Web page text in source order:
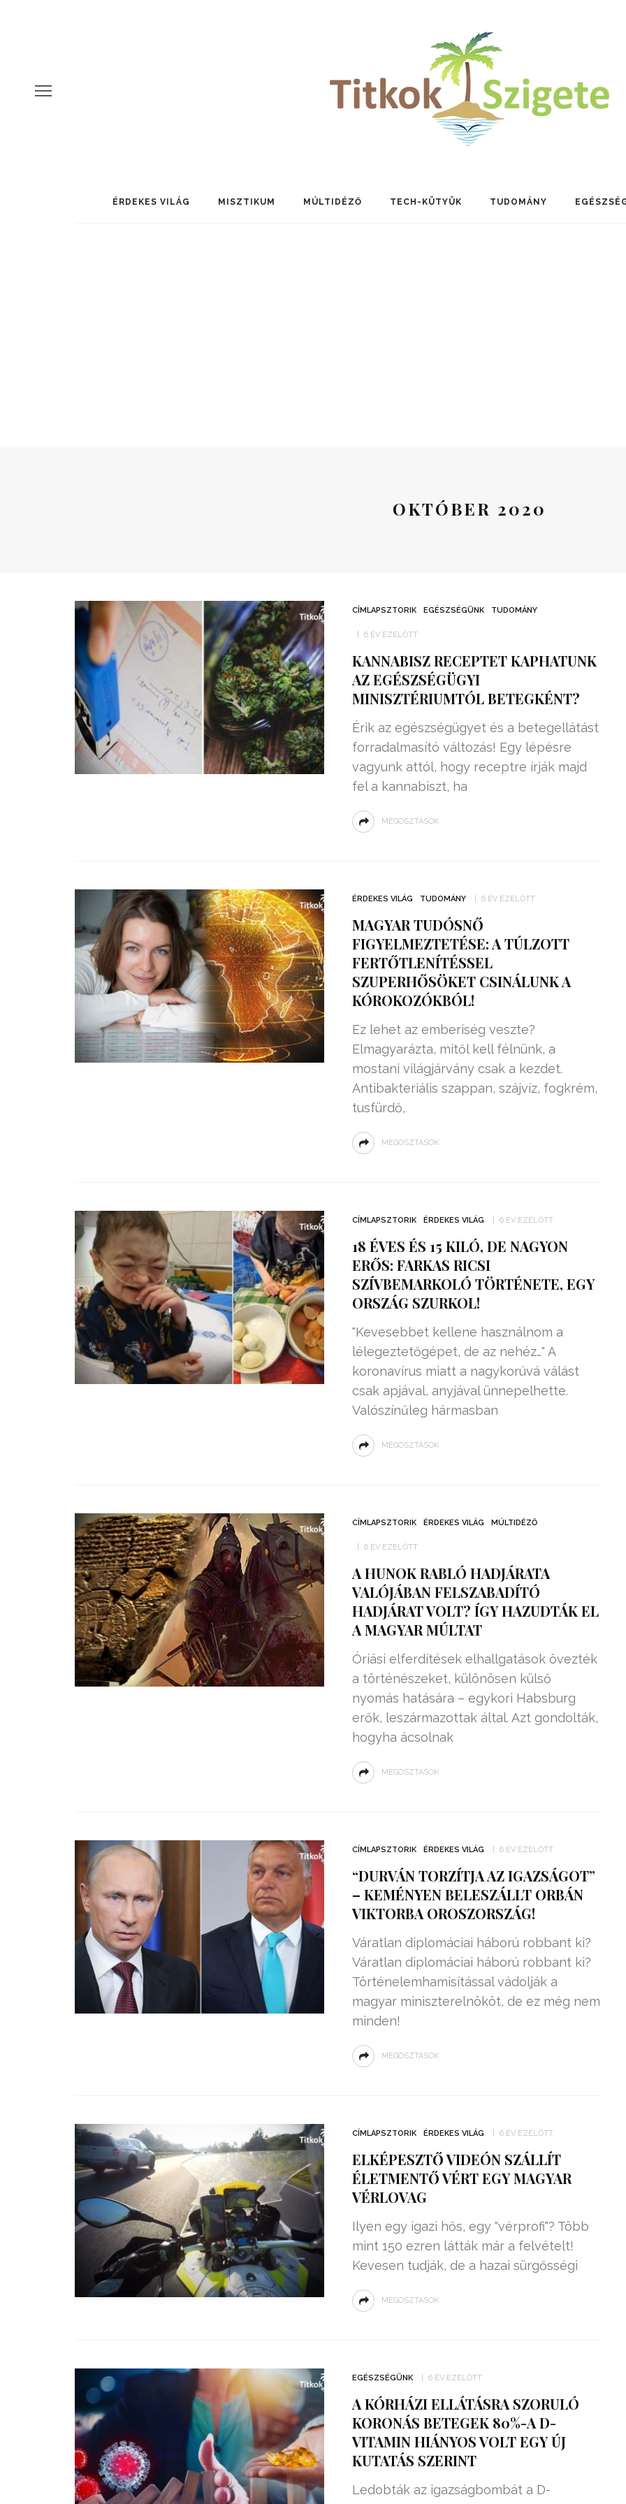
ÉRDEKES VILÁG MISZTIKUM MÚLTIDÉZŐ TECH-KÜTYÜK TUDOMÁNY
OKTÓBER 2020
CÍMLAPSZTORIK EGÉSZSÉGÜNK TUDOMÁNY
6 ÉV EZELŐTT
KANNABISZ RECEPTET KAPHATUNK
AZ EGÉSZSÉGÜGYI
MINISZTÉRIUMTÓL BETEGKÉNT?
Érik az egészségügyet és a betegellátást
forradalmasító változás! Egy lépésre
vagyunk attól, hogy receptre írják majd
fel a kannabiszt, ha
MEGOSZTÁSOK
ÉRDEKES VILÁG TUDOMÁNY 6 ÉV EZELŐTT
MAGYAR TUDÓSNŐ
FIGYELMEZTETÉSE: A TÚLZOTT
FERTŐTLENÍTÉSSEL
SZUPERHŐSÖKET CSINÁLUNK A
KÓROKOZÓKBÓL!
Ez lehet az emberiség veszte?
Elmagyarázta, mitől kell félnünk, a
mostani világjárvány csak a kezdet.
Antibakteriális szappan, szájvíz, fogkrém,
tusfürdő,
MEGOSZTÁSOK
CÍMLAPSZTORIK ÉRDEKES VILÁG 6 ÉV EZELŐTT
18 ÉVES ÉS 15 KILÓ, DE NAGYON
ERŐS: FARKAS RICSI
SZÍVBEMARKOLÓ TÖRTÉNETE, EGY
ORSZÁG SZURKOL!
"Kevesebbet kellene használnom a
lélegeztetőgépet, de az nehéz…" A
koronavírus miatt a nagykorúvá válást
csak apjával, anyjával ünnepelhette.
Valószínűleg hármasban
MEGOSZTÁSOK
CÍMLAPSZTORIK ÉRDEKES VILÁG MÚLTIDÉZŐ
6 ÉV EZELŐTT
A HUNOK RABLÓ HADJÁRATA
VALÓJÁBAN FELSZABADÍTÓ
HADJÁRAT VOLT? ÍGY HAZUDTÁK EL
A MAGYAR MÚLTAT
Óriási elferdítések elhallgatások övezték
a történészeket, különösen külső
nyomás hatására – egykori Habsburg
erők, leszármazottak által. Azt gondolták,
hogyha ácsolnak
MEGOSZTÁSOK
CÍMLAPSZTORIK ÉRDEKES VILÁG 6 ÉV EZELŐTT
“DURVÁN TORZÍTJA AZ IGAZSÁGOT”
– KEMÉNYEN BELESZÁLLT ORBÁN
VIKTORBA OROSZORSZÁG!
Váratlan diplomáciai háború robbant ki?
Váratlan diplomáciai háború robbant ki?
Történelemhamisítással vádolják a
magyar miniszterelnököt, de ez még nem
minden!
MEGOSZTÁSOK
CÍMLAPSZTORIK ÉRDEKES VILÁG 6 ÉV EZELŐTT
ELKÉPESZTŐ VIDEÓN SZÁLLÍT
ÉLETMENTŐ VÉRT EGY MAGYAR
VÉRLOVAG
Ilyen egy igazi hős, egy "vérprofi"? Több
mint 150 ezren látták már a felvételt!
Kevesen tudják, de a hazai sürgősségi
MEGOSZTÁSOK
EGÉSZSÉGÜNK 6 ÉV EZELŐTT
A KÓRHÁZI ELLÁTÁSRA SZORULÓ
KORONÁS BETEGEK 80%-A D-
VITAMIN HIÁNYOS VOLT EGY ÚJ
KUTATÁS SZERINT
Ledobták az igazságbombát a D-
99,13%-OS HATÉKONYSÁGGAL
NULLÁZZA AZ ÁRAMSZÁMLÁT
EZ A MOTOR!
ENERGIÁT
TERMELHETNÉNEK A
FEKVŐRENDŐRÖK!